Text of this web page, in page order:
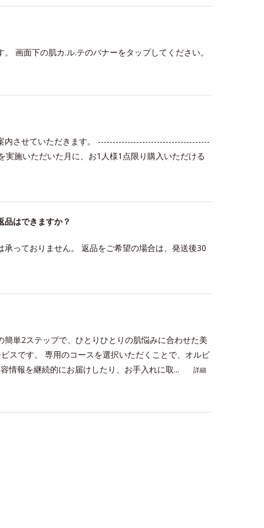
画面下の肌カ.ル.テのバナーをタップしてください。
内させていただきます。 --------------------------------------
施いただいた月に、お1人様1点限り購入いただける
品はできますか？
っておりません。 返品をご希望の場合は、発送後30
単2ステップで、ひとりひとりの肌悩みに合わせた美
スです。 専用のコースを選択いただくことで、オルビ
情報を継続的にお届けしたり、お手入れに取...
詳細